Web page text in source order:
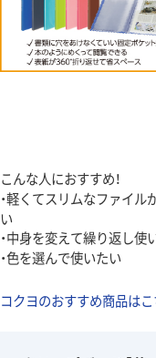
こんな人におすすめ！
・軽くてスリムなファイル
い
・中身を変えて繰り返し使
・色を選んで使いたい
コクヨのおすすめ商品は